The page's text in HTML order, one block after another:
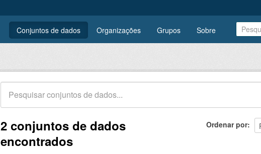
Conjuntos de dados Organizações Grupos Sobre
Ordenar por
2 conjuntos de dados
encontrados